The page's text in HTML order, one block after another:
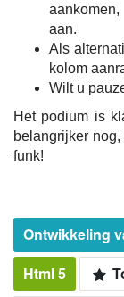
aan.
Als
kolom
Wilt u
Het podium is
belangrijker
funk!
Ontwikkeling
Html 5